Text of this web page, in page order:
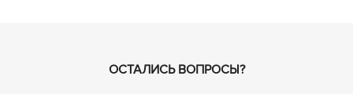
ОСТАЛИСЬ ВОПРОСЫ?